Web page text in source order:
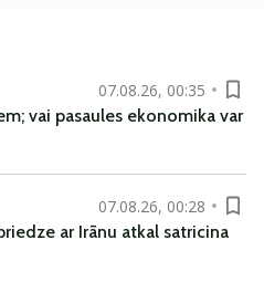
07.08.26, 00:35
vai pasaules ekonomika var
07.08.26, 00:28
ar Irānu atkal satricina